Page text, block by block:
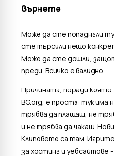
върнете
Може да сте попаднали
сте търсили нещо
Може да сте дошли,
преди. Всичко е валидно.
Причината, поради която
BG.org, е проста: тук има
трябва да плащаш, не
и не трябва да чакаш.
Клиповете са там.
за хостинг и уебсайтове